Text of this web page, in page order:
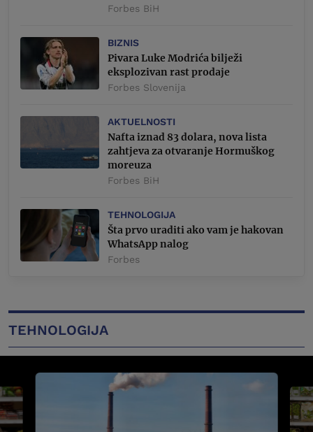
Forbes BiH
BIZNIS
Pivara Luke Modrića bilježi
eksplozivan rast prodaje
Forbes Slovenija
AKTUELNOSTI
Nafta iznad 83 dolara, nova lista
zahtjeva za otvaranje Hormuškog
moreuza
Forbes BiH
TEHNOLOGIJA
Šta prvo uraditi ako vam je hakovan
WhatsApp nalog
Forbes
TEHNOLOGIJA